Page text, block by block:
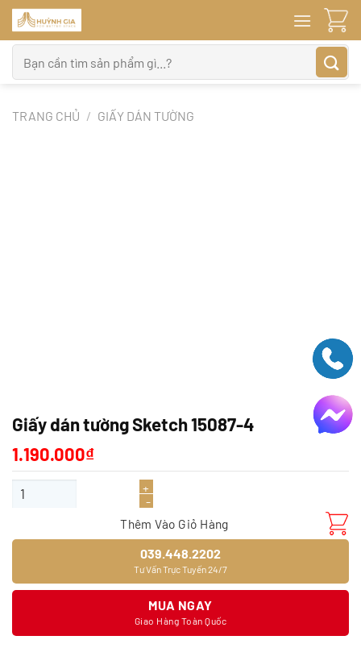
Bỏ
qua
nội
dung
kiếm:
TRANG CHỦ / GIẤY DÁN TƯỜNG
Giấy dán tường Sketch 15087-4
1.190.000₫
Giấy dán tường Sketch 15087-4 số lượng
Thêm Vào Giỏ Hàng
039.448.2202
Tư Vấn Trực Tuyến 24/7
MUA NGAY
Giao Hàng Toàn Quốc